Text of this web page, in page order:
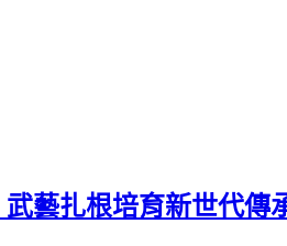
藝扎根培育新世代傳